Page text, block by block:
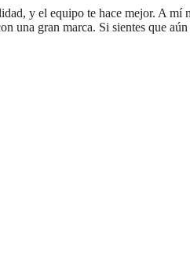
y el equipo te hace mejor. A mí
una gran marca. Si sientes que